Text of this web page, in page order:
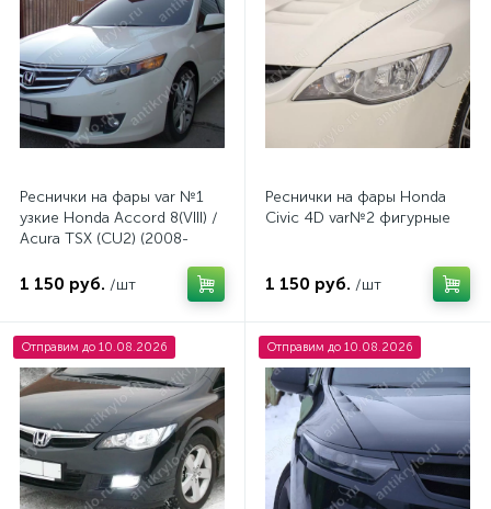
Реснички на фары var №1
узкие Honda Accord 8(VIII) /
Acura TSX (CU2) (2008-
1 150 руб. /шт
Реснички на фары Honda
Civic 4D var№2 фигурные
1 150 руб. /шт
Отправим до 10.08.2026 Отправим до 10.08.2026